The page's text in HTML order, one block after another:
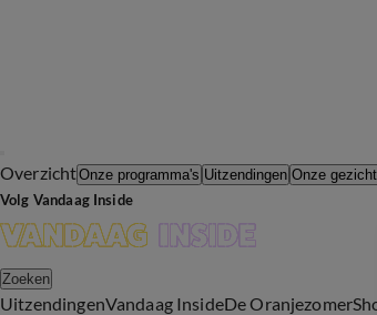
OverzichtOnze programma's Uitzendingen Onze
Volg Vandaag Inside
Zoeken
UitzendingenVandaag InsideDe Oranjezomer